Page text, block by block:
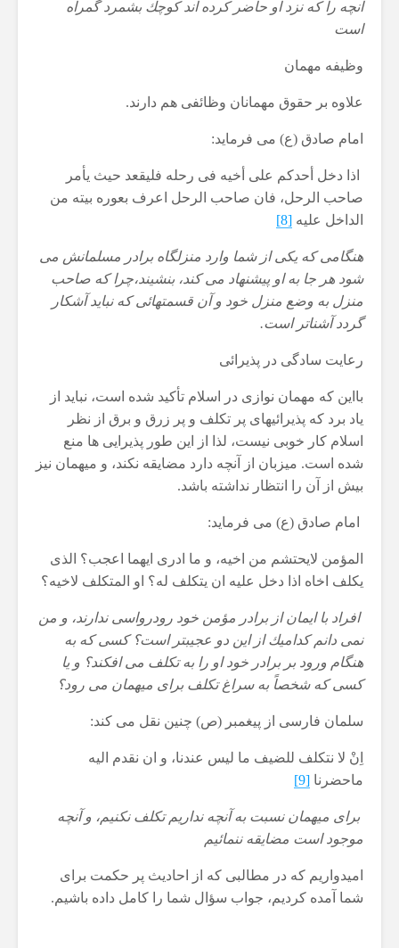
آنچه را كه نزد او حاضر كرده اند كوچك بشمرد گمراه
است
وظیفه مهمان
علاوه بر حقوق مهمانان وظائفی هم دارند.
امام صادق (ع) می فرماید:
اذا دخل أحدكم علی أخیه فی رحله فلیقعد حیث یأمر
صاحب الرحل، فان صاحب الرحل اعرف بعوره بیته من
الداخل علیه [8]
هنگامی كه یكی از شما وارد منزلگاه برادر مسلمانش می
شود هر جا به او پیشنهاد می كند، بنشیند،‌چرا كه صاحب
منزل به وضع منزل خود و آن قسمتهائی كه نباید آشكار
گردد آشناتر است.
رعایت سادگی در پذیرائی
بااین که مهمان نوازی در اسلام تأکید شده است، نباید از
یاد برد که پذیرائیهای پر تكلف و پر زرق و برق از نظر
اسلام كار خوبی نیست، لذا از این طور پذیرایی ها منع
شده است. میزبان از آنچه دارد مضایقه نكند، و میهمان نیز
بیش از آن را انتظار نداشته باشد.
امام صادق (ع) می فرماید:
المؤمن لایحتشم من اخیه، و ما ادری ایهما اعجب؟ الذی
یكلف اخاه اذا دخل علیه ان یتكلف له؟ او المتكلف لاخیه؟
افراد با ایمان از برادر مؤمن خود رودرواسی ندارند، و من
نمی دانم كدامیك از این دو عجیبتر است؟ كسی كه به
هنگام ورود بر برادر خود او را به تكلف می افكند؟ و یا
كسی كه شخصاً به سراغ تكلف برای میهمان می رود؟
سلمان فارسی از پیغمبر (ص) چنین نقل می كند:
اِنْ لا نتكلف للضیف ما لیس عندنا، و ان نقدم الیه
ماحضرنا [9]
برای میهمان نسبت به آنچه نداریم تكلف نكنیم، و آنچه
موجود است مضایقه ننمائیم
امیدواریم که در مطالبی که از احادیث پر حکمت برای
شما آمده کردیم، جواب سؤال شما را کامل داده باشیم.